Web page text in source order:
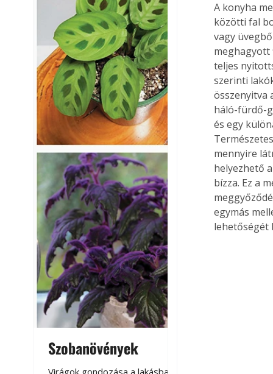
Szobanövények
A konyha
közötti fal
vagy
teljes
szerinti
összenyitva
háló-fürdő-
és egy
mennyire
helyezhető
bízza. Ez a
egymás
lehetőségét